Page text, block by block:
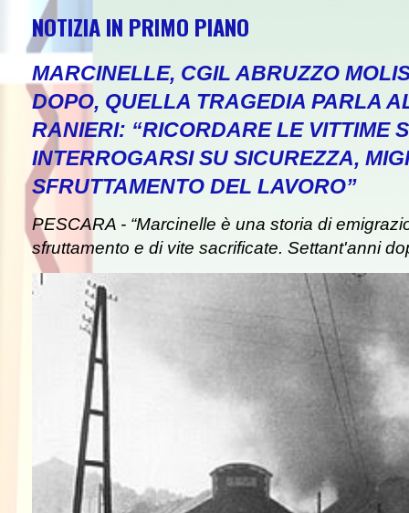
NOTIZIA IN PRIMO PIANO
MARCINELLE, CGIL ABRUZZO
DOPO, QUELLA TRAGEDIA PARLA
RANIERI: “RICORDARE LE VITTIME
INTERROGARSI SU SICUREZZA,
SFRUTTAMENTO DEL LAVORO”
PESCARA - “Marcinelle è una storia di
sfruttamento e di vite sacrificate. Settant'anni